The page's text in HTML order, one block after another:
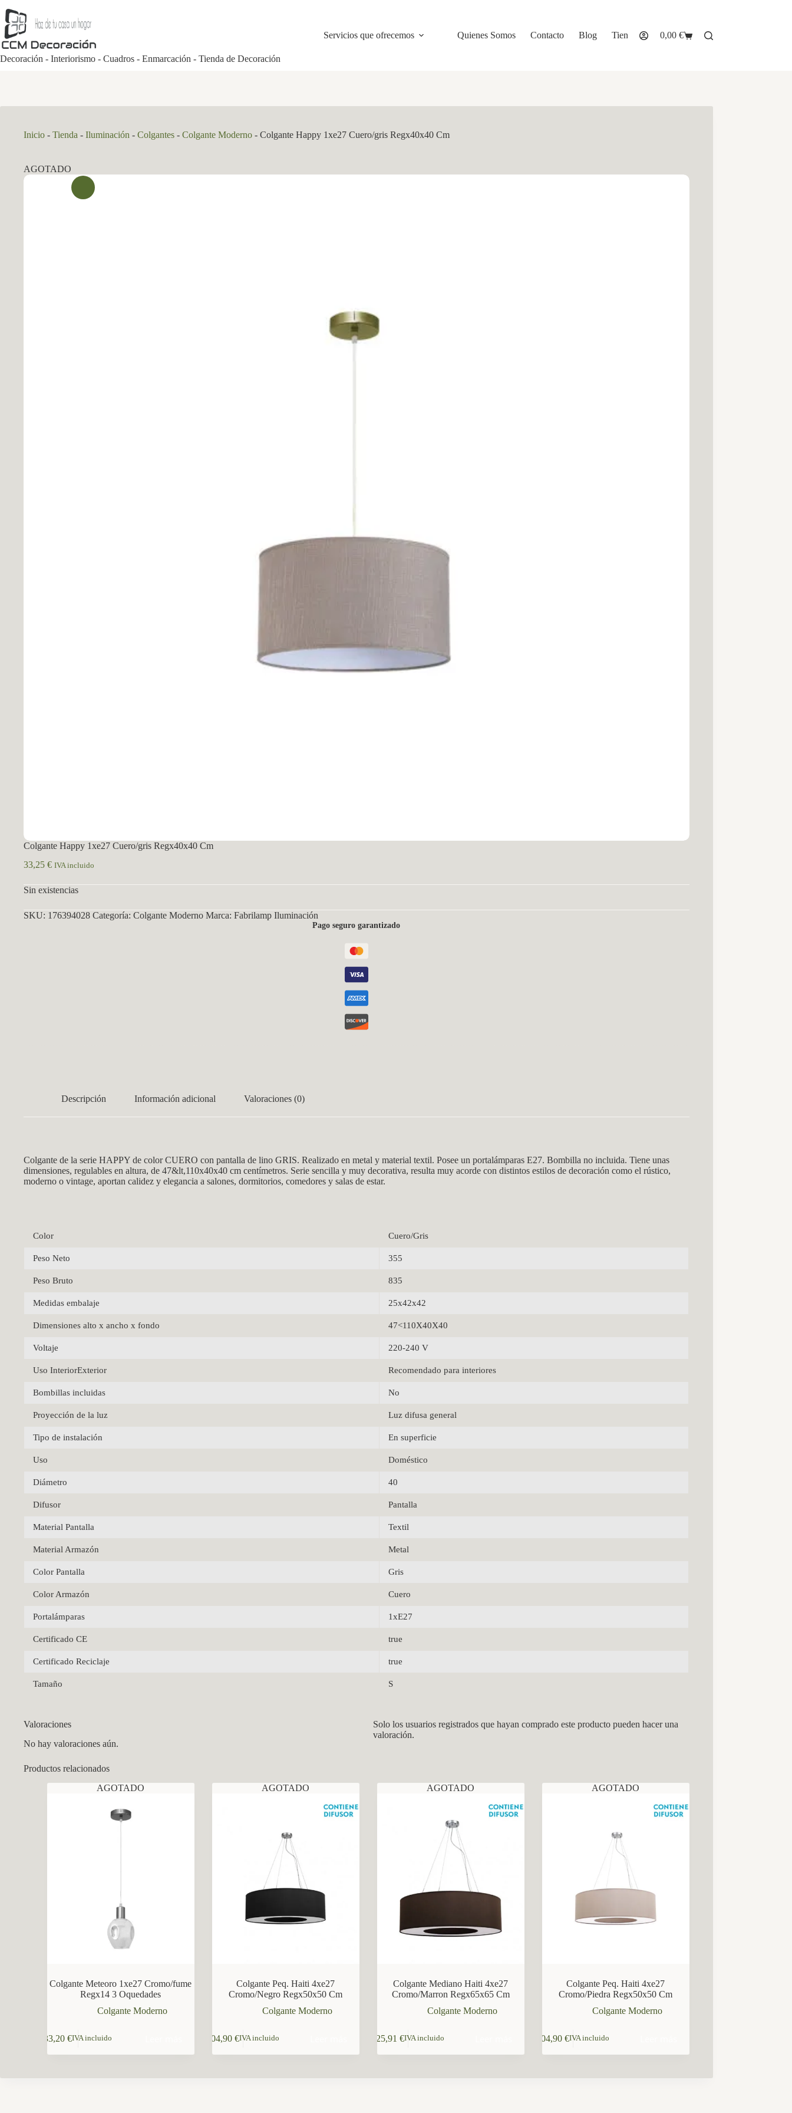
al
contenido
Decoración - Interiorismo - Cuadros - Enmarcación - Tienda de Decoración
Servicios que ofrecemos Quienes Somos Contacto Blog Tienda
Carro
0,00 €
Inicio - Tienda - Iluminación - Colgantes - Colgante Moderno - Colgante Happy 1xe27 Cuero/gris Regx40x40 Cm
AGOTADO
Colgante Happy 1xe27 Cuero/gris Regx40x40 Cm
33,25 € IVA incluido
Sin existencias
SKU: 176394028 Categoría: Colgante Moderno Marca: Fabrilamp Iluminación
Pago seguro garantizado
Descripción Información adicional Valoraciones (0)
Colgante de la serie HAPPY de color CUERO con pantalla de lino GRIS. Realizado en metal y material textil. Posee un portalámparas E27. Bombilla no incluida. Tiene unas
dimensiones, regulables en altura, de 47&lt,110x40x40 cm centímetros. Serie sencilla y muy decorativa, resulta muy acorde con distintos estilos de decoración como el rústico,
moderno o vintage, aportan calidez y elegancia a salones, dormitorios, comedores y salas de estar.
Color Cuero/Gris
Peso Neto 355
Peso Bruto 835
Medidas embalaje 25x42x42
Dimensiones alto x ancho x fondo 47<110X40X40
Voltaje 220-240 V
Uso InteriorExterior Recomendado para interiores
Bombillas incluidas No
Proyección de la luz Luz difusa general
Tipo de instalación En superficie
Uso Doméstico
Diámetro 40
Difusor Pantalla
Material Pantalla Textil
Material Armazón Metal
Color Pantalla Gris
Color Armazón Cuero
Portalámparas 1xE27
Certificado CE true
Certificado Reciclaje true
Tamaño S
Valoraciones
No hay valoraciones aún.
Solo los usuarios registrados que hayan comprado este producto pueden hacer una
valoración.
Productos relacionados
AGOTADO
Colgante Meteoro 1xe27 Cromo/fume
Regx14 3 Oquedades
Colgante Moderno
33,20€IVA incluido
AGOTADO
Colgante Peq. Haiti 4xe27
Cromo/Negro Regx50x50 Cm
Colgante Moderno
104,90€IVA incluido
AGOTADO
Colgante Mediano Haiti 4xe27
Cromo/Marron Regx65x65 Cm
Colgante Moderno
125,91€IVA incluido
AGOTADO
Colgante Peq. Haiti 4xe27
Cromo/Piedra Regx50x50 Cm
Colgante Moderno
104,90€IVA incluido
Asistente virtual · En línea